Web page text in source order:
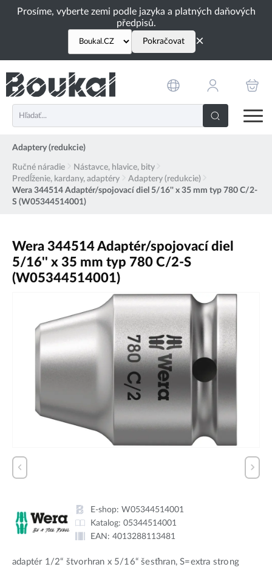
Prosíme, vyberte zemi podle jazyka a platných daňových
předpisů.
Pokračovat ×
Adaptery (redukcie)
Ručné náradie
Nástavce, hlavice, bity
Predĺženie, kardany, adaptéry
Adaptery (redukcie)
Wera 344514 Adaptér/spojovací diel 5/16'' x 35 mm typ 780 C/2-
S (W05344514001)
Wera 344514 Adaptér/spojovací diel
5/16'' x 35 mm typ 780 C/2-S
(W05344514001)
E-shop: W05344514001
Katalog: 05344514001
EAN: 4013288113481
adaptér 1/2“ štvorhran x 5/16“ šesťhran, S=extra strong